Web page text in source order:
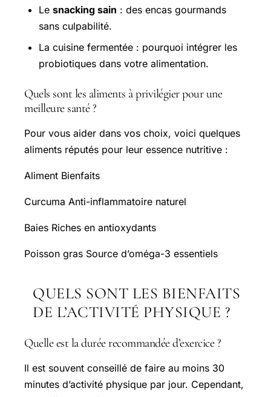
Le snacking sain : des encas gourmands
sans culpabilité.
La cuisine fermentée : pourquoi intégrer les
probiotiques dans votre alimentation.
Quels sont les aliments à privilégier pour une
meilleure santé ?
Pour vous aider dans vos choix, voici quelques
aliments réputés pour leur essence nutritive :
Aliment Bienfaits
Curcuma Anti-inflammatoire naturel
Baies Riches en antioxydants
Poisson gras Source d’oméga-3 essentiels
QUELS SONT LES BIENFAITS
DE L’ACTIVITÉ PHYSIQUE ?
Quelle est la durée recommandée d’exercice ?
Il est souvent conseillé de faire au moins 30
minutes d’activité physique par jour. Cependant,